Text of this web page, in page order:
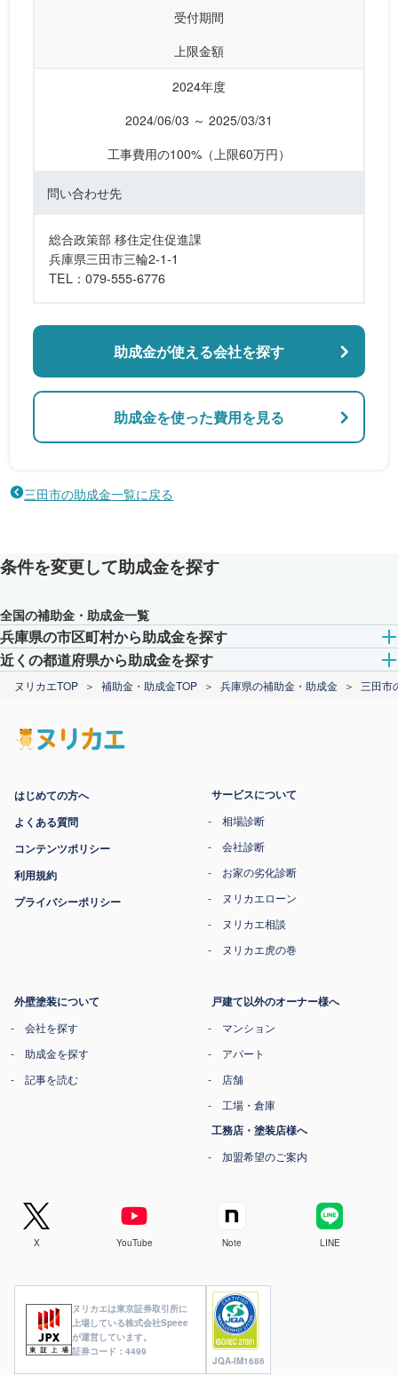
受付期間
上限金額
2024年度
2024/06/03 ～ 2025/03/31
工事費用の100%（上限60万円）
問い合わせ先
総合政策部 移住定住促進課
兵庫県三田市三輪2-1-1
TEL：079-555-6776
助成金を使った費用を見る
助成金が使える会社を探す
三田市の助成金一覧に戻る
条件を変更して助成金を探す
全国の補助金・助成金一覧
兵庫県の市区町村から助成金を探す
近くの都道府県から助成金を探す
ヌリカエTOP 補助金・助成金TOP 兵庫県の補助金・助成金 三田市
ヌリカエは東京証券取引所に
上場している株式会社Speee
が運営しています。
証券コード：4499
JQA-IM1686
はじめての方へ
よくある質問
コンテンツポリシー
利用規約
プライバシーポリシー
サービスについて
相場診断
会社診断
お家の劣化診断
ヌリカエローン
ヌリカエ相談
ヌリカエ虎の巻
外壁塗装について
会社を探す
助成金を探す
記事を読む
戸建て以外のオーナー様へ
マンション
アパート
店舗
工場・倉庫
工務店・塗装店様へ
加盟希望のご案内
X YouTube Note LINE